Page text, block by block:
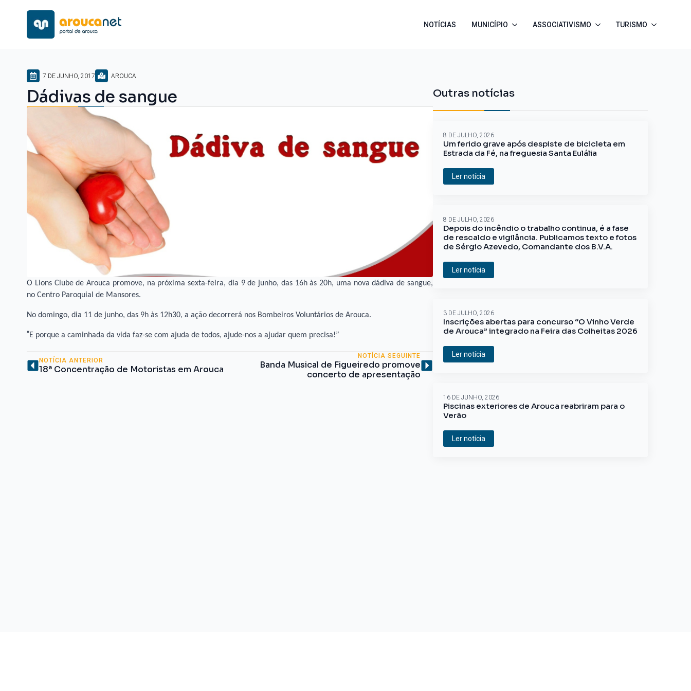
NOTÍCIAS MUNICÍPIO ASSOCIATIVISMO TURISMO
7 DE JUNHO, 2017 AROUCA
Dádivas de sangue
O Lions Clube de Arouca promove, na próxima sexta-feira, dia 9 de junho, das 16h às 20h, uma nova dádiva de sangue,
no Centro Paroquial de Mansores.
No domingo, dia 11 de junho, das 9h às 12h30, a ação decorrerá nos Bombeiros Voluntários de Arouca.
“E porque a caminhada da vida faz-se com ajuda de todos, ajude-nos a ajudar quem precisa!”
NOTÍCIA ANTERIOR
18ª Concentração de Motoristas em Arouca
NOTÍCIA SEGUINTE
Banda Musical de Figueiredo promove
concerto de apresentação
Outras notícias
Um ferido grave após despiste de bicicleta em
Estrada da Fé, na freguesia Santa Eulália
8 DE JULHO, 2026
Ler notícia
Depois do incêndio o trabalho continua, é a fase
de rescaldo e vigilância. Publicamos texto e fotos
de Sérgio Azevedo, Comandante dos B.V.A.
8 DE JULHO, 2026
Ler notícia
Inscrições abertas para concurso “O Vinho Verde
de Arouca” integrado na Feira das Colheitas 2026
3 DE JULHO, 2026
Ler notícia
Piscinas exteriores de Arouca reabriram para o
Verão
16 DE JUNHO, 2026
Ler notícia